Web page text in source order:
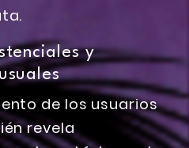
y
de los usuarios
revela